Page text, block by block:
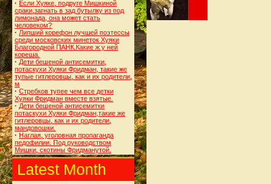
· Если Хуяке, подруге Мишкиной
сраки,загнать в зад бутылку из под
лимонада, она может стать
человеком?
· Липший корефон лучшей поэтессы
среди московских минеток Хуяки
Благородной ПАНК.Какие ж у ней
кореша.
· Дети бешеной антисемитки,
потаскухи Хуяки Фридман, такие же
тупые гитлеровцы, как и их родители,
м
· Стребков тупее чем все детки
Хуяки Фридман вместе взятые.
· Дети бешеной антисемитки
потаскухи Хуяки Фридман,такие же
гитлеровцы, как и их родители,
мандовошки.
· Наглая, уголовная пропаганда
педофилии. Под руководством
Мишки, скотины Фридманутой.
Latest Month